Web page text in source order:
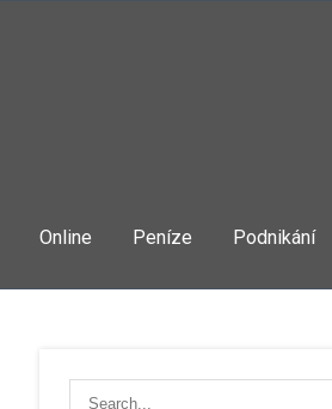
Online Peníze Podnikání